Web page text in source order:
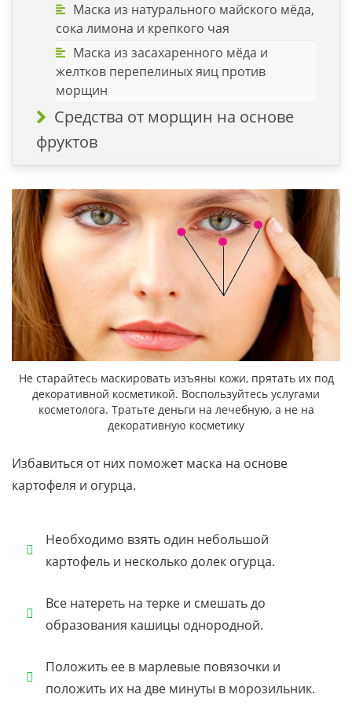
Маска из натурального майского мёда,
сока лимона и крепкого чая
Маска из засахаренного мёда и
желтков перепелиных яиц против
морщин
Средства от морщин на основе
фруктов
Не старайтесь маскировать изъяны кожи, прятать их под
декоративной косметикой. Воспользуйтесь услугами
косметолога. Тратьте деньги на лечебную, а не на
декоративную косметику
Избавиться от них поможет маска на основе
картофеля и огурца.
Необходимо взять один небольшой
картофель и несколько долек огурца.
Все натереть на терке и смешать до
образования кашицы однородной.
Положить ее в марлевые повязочки и
положить их на две минуты в морозильник.